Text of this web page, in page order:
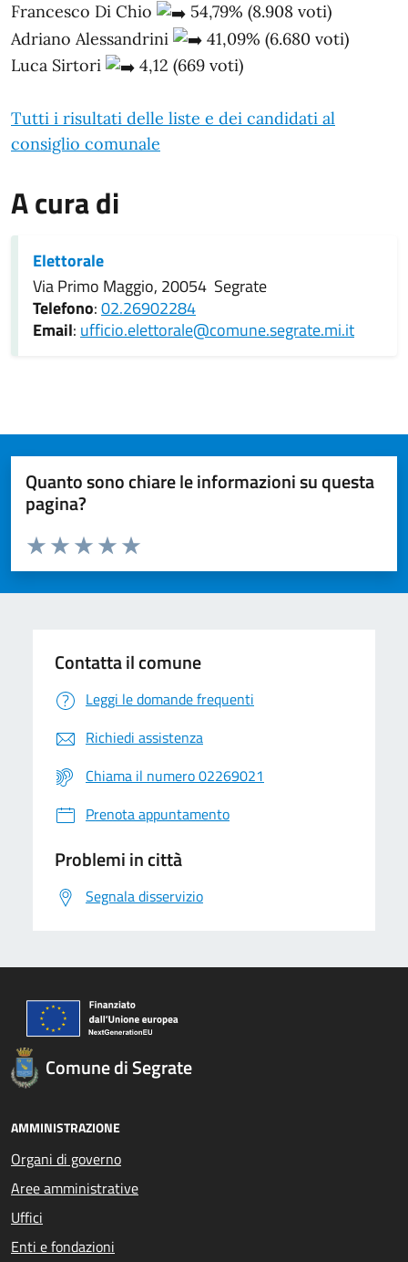
Francesco Di Chio
54,79% (8.908 voti)
Adriano Alessandrini
41,09% (6.680 voti)
Luca Sirtori
4,12 (669 voti)
Tutti i risultati delle liste e dei candidati al
consiglio comunale
A cura di
Elettorale
Via Primo Maggio, 20054 Segrate
Telefono:02.26902284
Email: ufficio.elettorale@comune.segrate.mi.it
Quanto sono chiare le informazioni su questa
pagina?
Valuta da 1 a 5 stelle la pagina
Valuta 5 stelle su 5
Valuta 4 stelle su 5
Valuta 3 stelle su 5
Valuta 2 stelle su 5
Valuta 1 stelle su 5
Contatta il comune
Leggi le domande frequenti
Richiedi assistenza
Chiama il numero 02269021
Prenota appuntamento
Problemi in città
Segnala disservizio
Comune di Segrate
AMMINISTRAZIONE
Organi di governo
Aree amministrative
Uffici
Enti e fondazioni